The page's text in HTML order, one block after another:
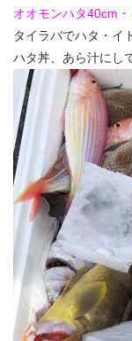
オオモンハタ40cm
タイラバでハタ・イ
ハタ丼、あら汁にし